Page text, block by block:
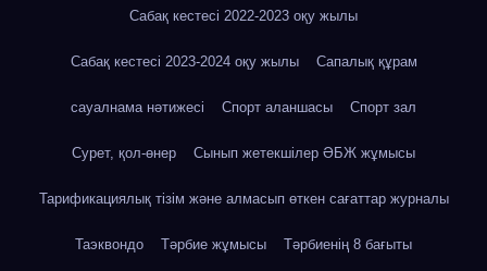
Сабақ кестесі 2022-2023 оқу жылы
Сабақ кестесі 2023-2024 оқу жылы Сапалық құрам
сауалнама нәтижесі Спорт аланшасы Спорт зал
Сурет, қол-өнер Сынып жетекшілер ӘБЖ жұмысы
Тарификациялық тізім және алмасып өткен сағаттар журналы
Таэквондо Тәрбие жұмысы Тәрбиенің 8 бағыты